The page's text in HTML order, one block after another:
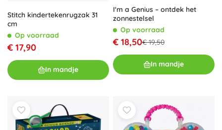
Stitch kindertekenrugzak 31
cm
Op voorraad
€ 17,90
In mandje
I'm a Genius – ontdek het
zonnestelsel
Op voorraad
€ 18,50€ 19,50
In mandje